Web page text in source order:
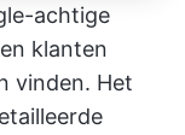
achtige
klanten
vinden. Het